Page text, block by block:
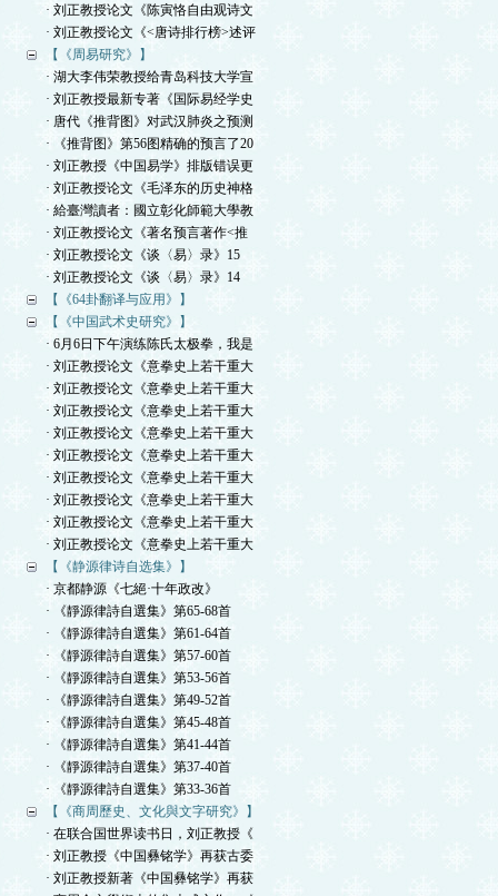
· 刘正教授论文《陈寅恪自由观诗文
· 刘正教授论文《<唐诗排行榜>述评
【《周易研究》】
· 湖大李伟荣教授给青岛科技大学宣
· 刘正教授最新专著《国际易经学史
· 唐代《推背图》对武汉肺炎之预测
· 《推背图》第56图精确的预言了20
· 刘正教授《中国易学》排版错误更
· 刘正教授论文《毛泽东的历史神格
· 給臺灣讀者：國立彰化師範大學教
· 刘正教授论文《著名预言著作<推
· 刘正教授论文《谈〈易〉录》15
· 刘正教授论文《谈〈易〉录》14
【《64卦翻译与应用》】
【《中国武术史研究》】
· 6月6日下午演练陈氏太极拳，我是
· 刘正教授论文《意拳史上若干重大
· 刘正教授论文《意拳史上若干重大
· 刘正教授论文《意拳史上若干重大
· 刘正教授论文《意拳史上若干重大
· 刘正教授论文《意拳史上若干重大
· 刘正教授论文《意拳史上若干重大
· 刘正教授论文《意拳史上若干重大
· 刘正教授论文《意拳史上若干重大
· 刘正教授论文《意拳史上若干重大
【《静源律诗自选集》】
· 京都静源《七絕·十年政改》
· 《靜源律詩自選集》第65-68首
· 《靜源律詩自選集》第61-64首
· 《靜源律詩自選集》第57-60首
· 《靜源律詩自選集》第53-56首
· 《靜源律詩自選集》第49-52首
· 《靜源律詩自選集》第45-48首
· 《靜源律詩自選集》第41-44首
· 《靜源律詩自選集》第37-40首
· 《靜源律詩自選集》第33-36首
【《商周歷史、文化與文字研究》】
· 在联合国世界读书日，刘正教授《
· 刘正教授《中国彝铭学》再获古委
· 刘正教授新著《中国彝铭学》再获